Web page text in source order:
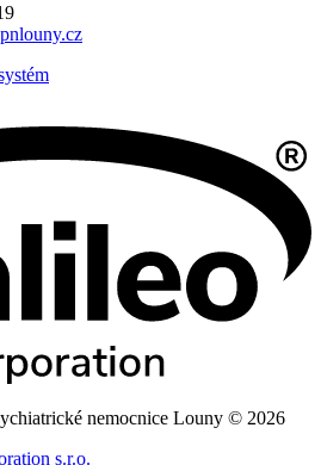
nemocnice Louny © 2026
s.r.o.